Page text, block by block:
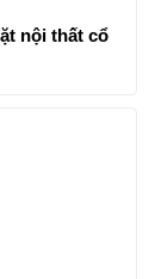
nội thất cổ